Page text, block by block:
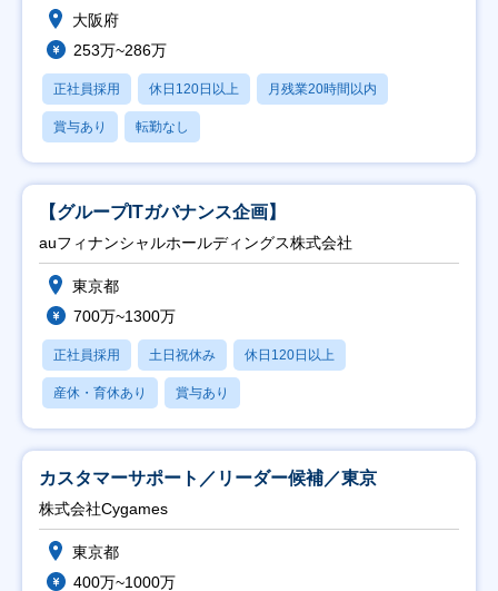
大阪府
253万~286万
正社員採用 休日120日以上 月残業20時間以内
賞与あり 転勤なし
【グループITガバナンス企画】
auフィナンシャルホールディングス株式会社
東京都
700万~1300万
正社員採用 土日祝休み 休日120日以上
産休・育休あり 賞与あり
カスタマーサポート／リーダー候補／東京
株式会社Cygames
東京都
400万~1000万